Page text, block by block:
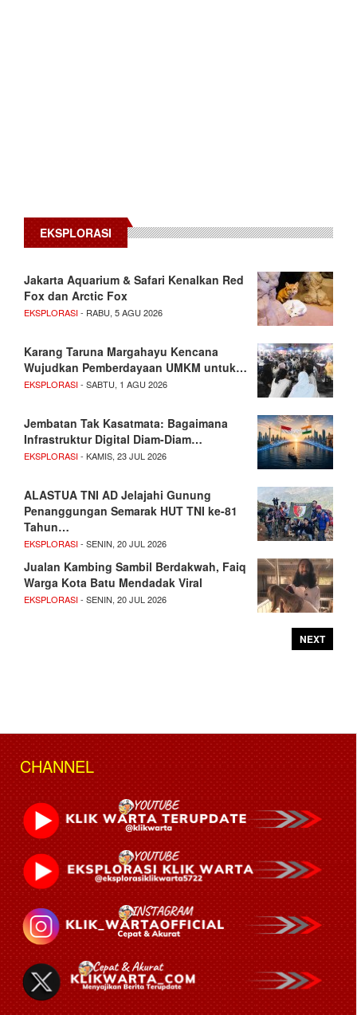
EKSPLORASI
Jakarta Aquarium & Safari Kenalkan Red
Fox dan Arctic Fox
EKSPLORASI- RABU, 5 AGU 2026
Karang Taruna Margahayu Kencana
Wujudkan Pemberdayaan UMKM untuk…
EKSPLORASI- SABTU, 1 AGU 2026
Jembatan Tak Kasatmata: Bagaimana
Infrastruktur Digital Diam-Diam…
EKSPLORASI- KAMIS, 23 JUL 2026
ALASTUA TNI AD Jelajahi Gunung
Penanggungan Semarak HUT TNI ke-81
Tahun…
EKSPLORASI- SENIN, 20 JUL 2026
Jualan Kambing Sambil Berdakwah, Faiq
Warga Kota Batu Mendadak Viral
EKSPLORASI- SENIN, 20 JUL 2026
NEXT
CHANNEL